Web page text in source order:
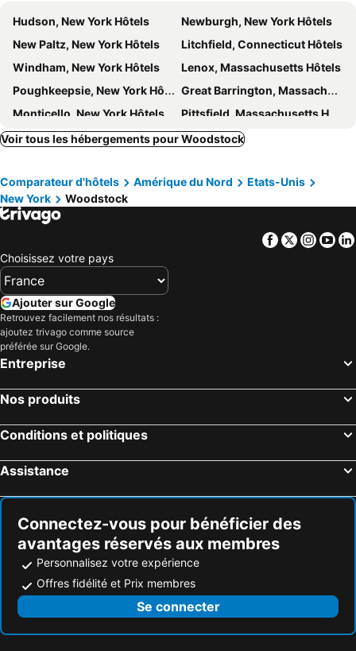
Hudson, New York Hôtels
Newburgh, New York Hôtels
New Paltz, New York Hôtels
Litchfield, Connecticut Hôtels
Windham, New York Hôtels
Lenox, Massachusetts Hôtels
Poughkeepsie, New York Hôtels
Great Barrington, Massachusetts Hôtels
Monticello, New York Hôtels
Pittsfield, Massachusetts Hôtels
Danbury, Connecticut Hôtels
Rhinebeck, New York Hôtels
Lee, Massachusetts Hôtels
Pine Hill, New York Hôtels
Beacon, New York Hôtels
Troy, New York Hôtels
Hancock, Massachusetts Hôtels
New York, New York Hôtels
Jersey City, New Jersey Hôtels
Seaside Heights, New Jersey Hôtels
Stamford, Connecticut Hôtels
North Bergen, New Jersey Hôtels
Panama City Beach, Floride Hôtels
Gulf Shores, Alabama Hôtels
Destin, Floride Hôtels
Gatlinburg, Tennessee Hôtels
Voir tous les hébergements pour Woodstock
Comparateur d'hôtels Amérique du Nord
Etats-Unis
New York
Woodstock
Facebook
Twitter
Choisissez votre pays
Ajouter sur Google
Retrouvez facilement nos résultats :
ajoutez trivago comme source
préférée sur Google.
Entreprise
Nos produits
Conditions et politiques
Assistance
Connectez-vous pour bénéficier des
avantages réservés aux membres
Personnalisez votre expérience
Offres fidélité et Prix membres
Se connecter